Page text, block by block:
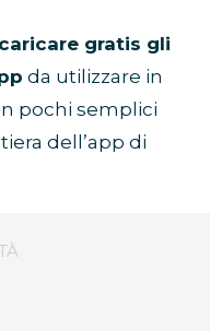
gratis gli
da utilizzare in
pochi semplici
dell’app di